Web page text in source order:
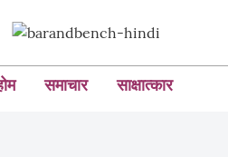
समाचार साक्षात्कार